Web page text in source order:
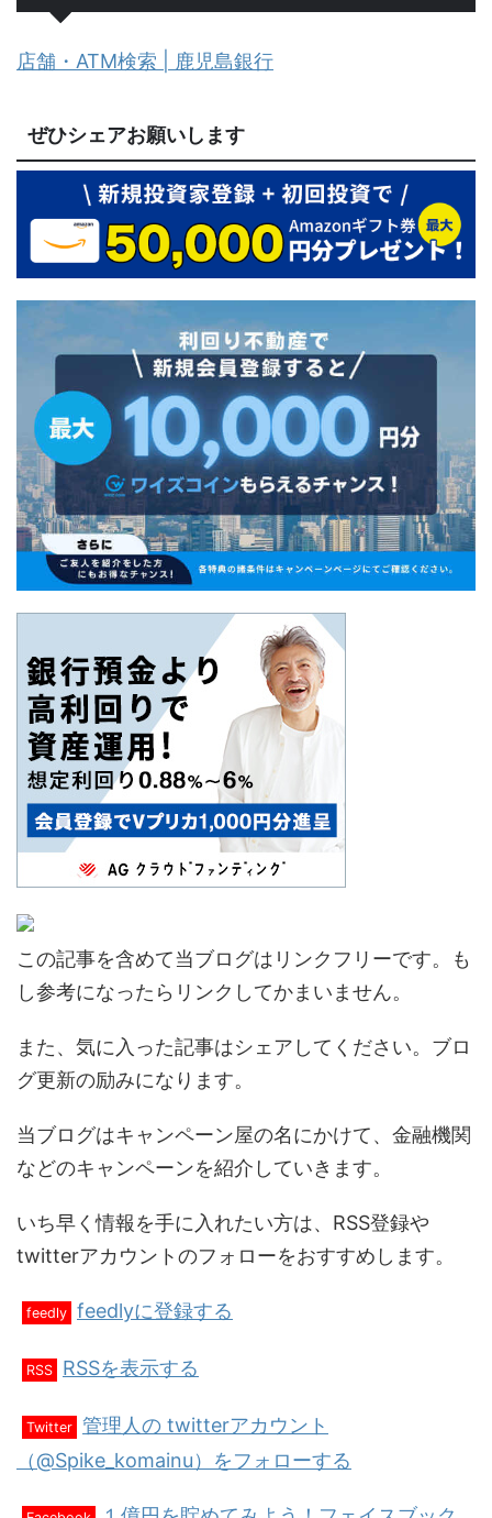
店舗・ATM検索 | 鹿児島銀行
ぜひシェアお願いします
この記事を含めて当ブログはリンクフリーです。も
し参考になったらリンクしてかまいません。
また、気に入った記事はシェアしてください。ブロ
グ更新の励みになります。
当ブログはキャンペーン屋の名にかけて、金融機関
などのキャンペーンを紹介していきます。
いち早く情報を手に入れたい方は、RSS登録や
twitterアカウントのフォローをおすすめします。
feedly feedlyに登録する
RSS RSSを表示する
Twitter 管理人の twitterアカウント
（@Spike_komainu）をフォローする